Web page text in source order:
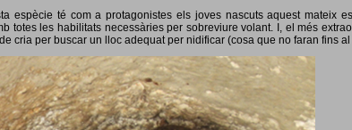
espècie té com a protagonistes els joves nascuts aquest mateix
totes les habilitats necessàries per sobreviure volant. I, el més
cria per buscar un lloc adequat per nidificar (cosa que no faran fins